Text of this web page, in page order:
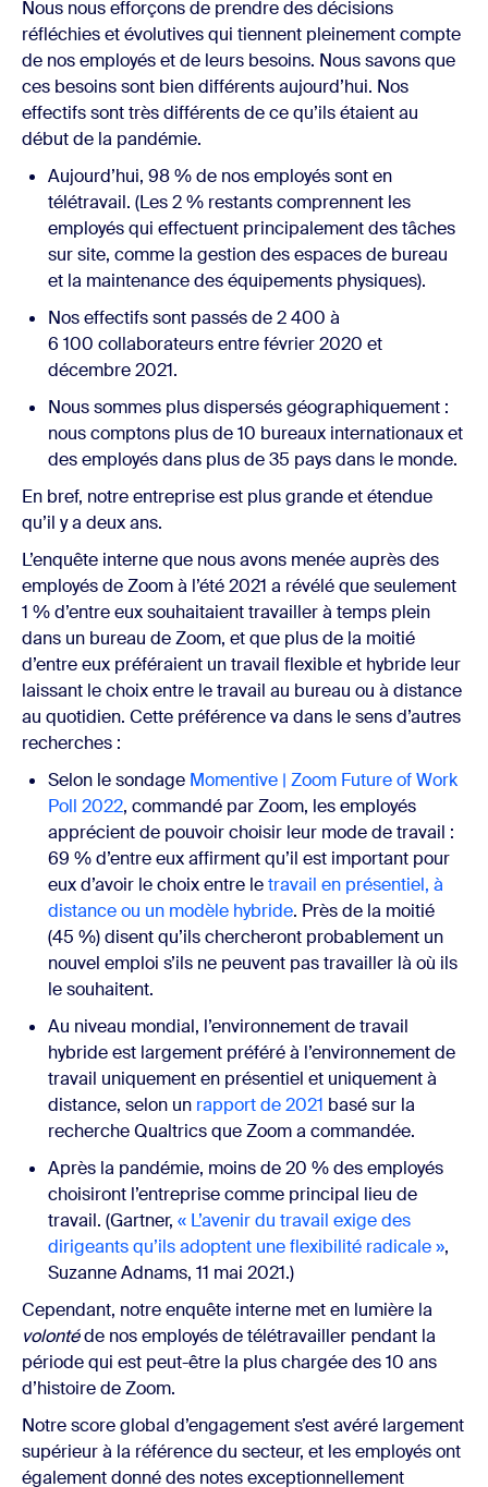
Nous nous efforçons de prendre des décisions
réfléchies et évolutives qui tiennent pleinement compte
de nos employés et de leurs besoins. Nous savons que
ces besoins sont bien différents aujourd’hui. Nos
effectifs sont très différents de ce qu’ils étaient au
début de la pandémie.
Aujourd’hui, 98 % de nos employés sont en
télétravail. (Les 2 % restants comprennent les
employés qui effectuent principalement des tâches
sur site, comme la gestion des espaces de bureau
et la maintenance des équipements physiques).
Nos effectifs sont passés de 2 400 à
6 100 collaborateurs entre février 2020 et
décembre 2021.
Nous sommes plus dispersés géographiquement :
nous comptons plus de 10 bureaux internationaux et
des employés dans plus de 35 pays dans le monde.
En bref, notre entreprise est plus grande et étendue
qu’il y a deux ans.
L’enquête interne que nous avons menée auprès des
employés de Zoom à l’été 2021 a révélé que seulement
1 % d’entre eux souhaitaient travailler à temps plein
dans un bureau de Zoom, et que plus de la moitié
d’entre eux préféraient un travail flexible et hybride leur
laissant le choix entre le travail au bureau ou à distance
au quotidien. Cette préférence va dans le sens d’autres
recherches :
Selon le sondage Momentive | Zoom Future of Work
Poll 2022, commandé par Zoom, les employés
apprécient de pouvoir choisir leur mode de travail :
69 % d’entre eux affirment qu’il est important pour
eux d’avoir le choix entre letravail en présentiel, à
distance ou un modèle hybride. Près de la moitié
(45 %) disent qu’ils chercheront probablement un
nouvel emploi s’ils ne peuvent pas travailler là où ils
le souhaitent.
Au niveau mondial, l’environnement de travail
hybride est largement préféré à l’environnement de
travail uniquement en présentiel et uniquement à
distance, selon un rapport de 2021 basé sur la
recherche Qualtrics que Zoom a commandée.
Après la pandémie, moins de 20 % des employés
choisiront l’entreprise comme principal lieu de
travail. (Gartner, « L’avenir du travail exige des
dirigeants qu’ils adoptent une flexibilité radicale »,
Suzanne Adnams, 11 mai 2021.)
Cependant, notre enquête interne met en lumière la
volontéde nos employés de télétravailler pendant la
période qui est peut-être la plus chargée des 10 ans
d’histoire de Zoom.
Notre score global d’engagement s’est avéré largement
supérieur à la référence du secteur, et les employés ont
également donné des notes exceptionnellement